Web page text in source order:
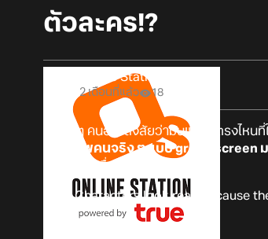
ตัวละคร!?
Online Station
2 เดือนที่แล้ว 18
หลาย ๆ คนอาจสังสัยว่ามันแปลกตรงไห
ถ่ายภาพคนจริง ๆ แบบ green screen
มาดูกันว่าเรื่องราวเป็นมาอย่างไร
Characters look real, because